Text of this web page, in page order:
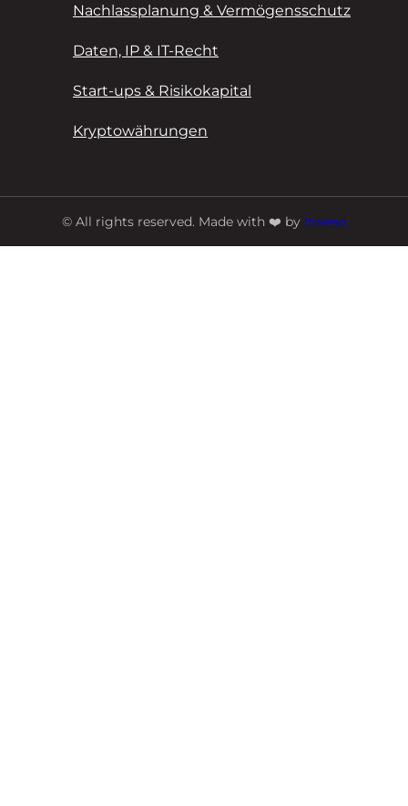
Nachlassplanung & Vermögensschutz
Daten, IP & IT-Recht
Start-ups & Risikokapital
Kryptowährungen
© All rights reserved. Made with ❤️ by Itweso